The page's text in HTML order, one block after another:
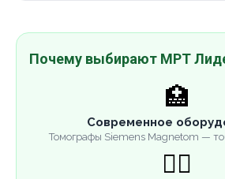
Почему выбирают МРТ
🏥
Современное
Томографы Siemens Magnetom —
👨‍⚕️